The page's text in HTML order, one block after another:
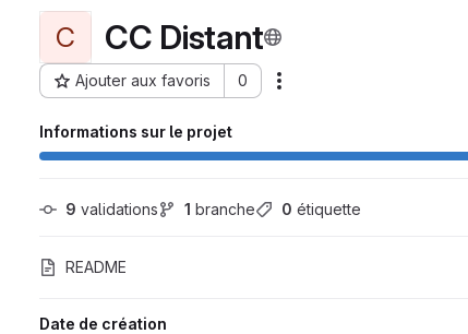
C CC Distant
Ajouter aux favoris 0
ID du projet : 7336
Informations sur le projet
9 validations 1 branche 0 étiquette
README
Date de création